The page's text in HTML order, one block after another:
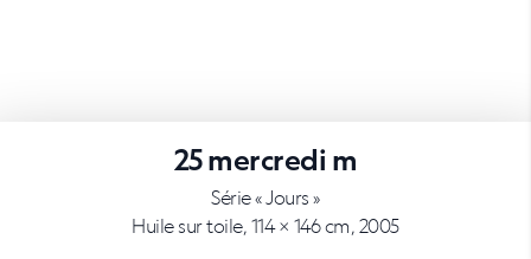
25 mercredi m
Série « Jours »
Huile sur toile, 114 × 146 cm, 2005